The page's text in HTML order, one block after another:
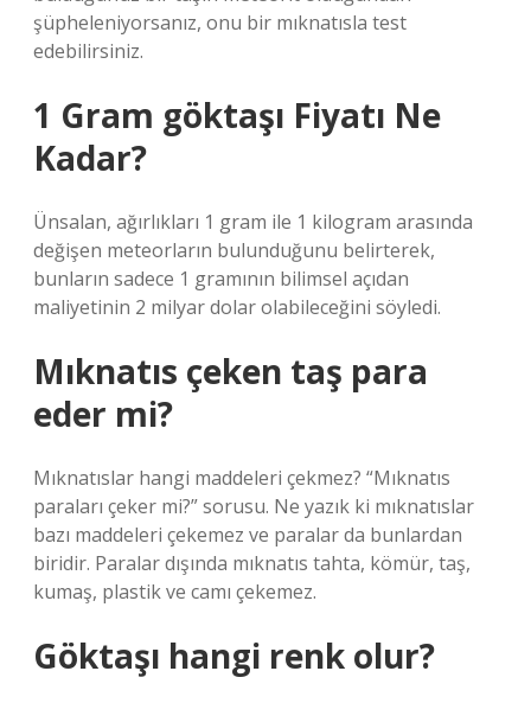
şüpheleniyorsanız, onu bir mıknatısla test
edebilirsiniz.
1 Gram göktaşı Fiyatı Ne
Kadar?
Ünsalan, ağırlıkları 1 gram ile 1 kilogram arasında
değişen meteorların bulunduğunu belirterek,
bunların sadece 1 gramının bilimsel açıdan
maliyetinin 2 milyar dolar olabileceğini söyledi.
Mıknatıs çeken taş para
eder mi?
Mıknatıslar hangi maddeleri çekmez? “Mıknatıs
paraları çeker mi?” sorusu. Ne yazık ki mıknatıslar
bazı maddeleri çekemez ve paralar da bunlardan
biridir. Paralar dışında mıknatıs tahta, kömür, taş,
kumaş, plastik ve camı çekemez.
Göktaşı hangi renk olur?